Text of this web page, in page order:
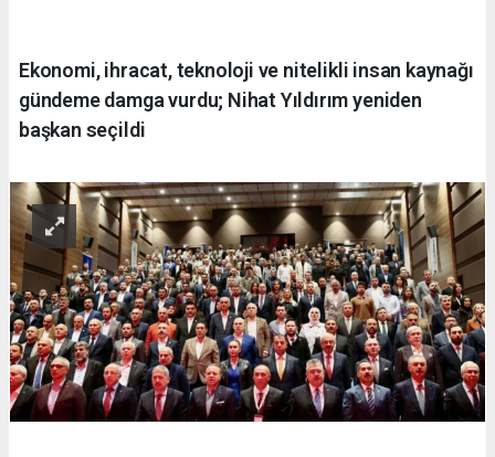
Ekonomi, ihracat, teknoloji ve nitelikli insan kaynağı
gündeme damga vurdu; Nihat Yıldırım yeniden
başkan seçildi